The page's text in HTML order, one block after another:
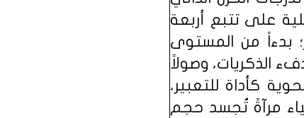
على تتبع أربعة
بدءاً من المستوى
الذكريات، وصولاً
كأداة للتعبير،
مرآةً تُجسد حجم